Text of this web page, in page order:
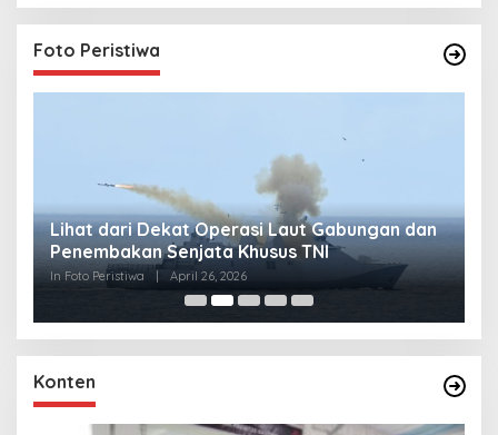
Foto Peristiwa
Lihat dari Dekat Operasi Laut Gabungan dan
Penembakan Senjata Khusus TNI
In Foto Peristiwa April 26, 2026
Konten